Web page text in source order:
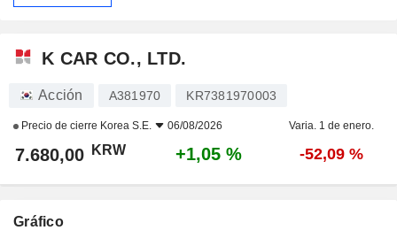
K CAR CO., LTD.
Acción A381970 KR7381970003
Precio de cierre Korea S.E. 06/08/2026 Varia. 1 de enero.
7.680,00 KRW +1,05 % -52,09 %
Gráfico